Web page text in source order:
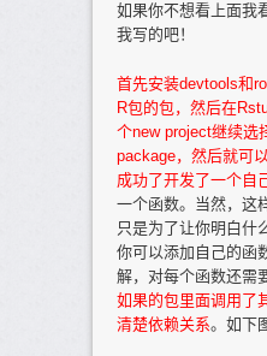
如果你不想看上面我
我写的吧！
首先安装devtools和
R包的包，然后在
个new project继续选
package，然后就可
成功了开发了一个自
一个函数。当然，这
只是为了让你明白什
你可以添加自己的函
解，对每个函数还需
如果的包里面调用了
清楚依赖关系。如下